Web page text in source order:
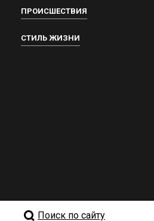
ПРОИСШЕСТВИЯ
СТИЛЬ ЖИЗНИ
Поиск по сайту